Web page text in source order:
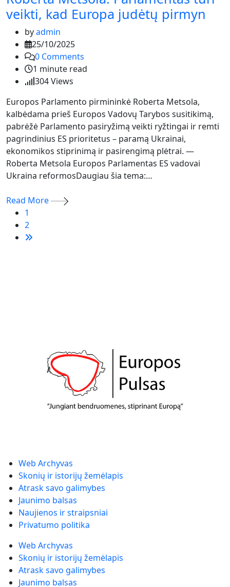
veikti, kad Europa judėtų pirmyn
byadmin
25/10/2025
0 Comments
1 minute read
304Views
Europos Parlamento pirmininkė Roberta Metsola,
kalbėdama prieš Europos Vadovų Tarybos susitikimą,
pabrėžė Parlamento pasiryžimą veikti ryžtingai ir remti
pagrindinius ES prioritetus – paramą Ukrainai,
ekonomikos stiprinimą ir pasirengimą plėtrai. —
Roberta Metsola Europos Parlamentas ES vadovai
Ukraina reformosDaugiau šia tema:…
Read More
1
2
Web Archyvas
Skonių ir istorijų žemėlapis
Atrask savo galimybes
Jaunimo balsas
Naujienos ir straipsniai
Privatumo politika
Web Archyvas
Skonių ir istorijų žemėlapis
Atrask savo galimybes
Jaunimo balsas